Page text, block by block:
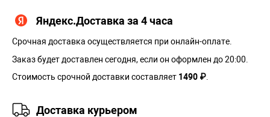
Яндекс.Доставка за 4 часа
Срочная доставка осуществляется при онлайн-оплате.
Заказ будет доставлен сегодня, если он оформлен до 20:00.
Стоимость срочной доставки составляет 1490 ₽.
Доставка курьером